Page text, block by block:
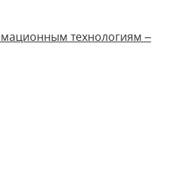
технологиям –